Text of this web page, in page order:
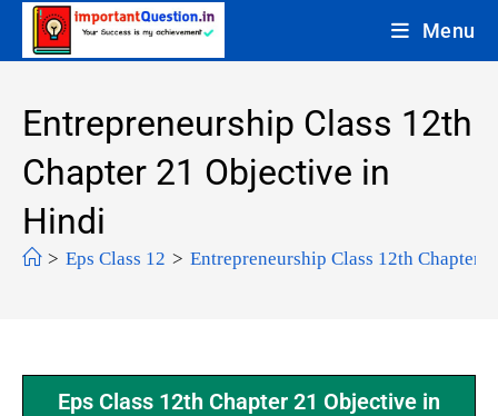
Menu
Entrepreneurship Class 12th
Chapter 21 Objective in
Hindi
> Eps Class 12 > Entrepreneurship Class 12th Chapter
Eps Class 12th Chapter 21 Objective in